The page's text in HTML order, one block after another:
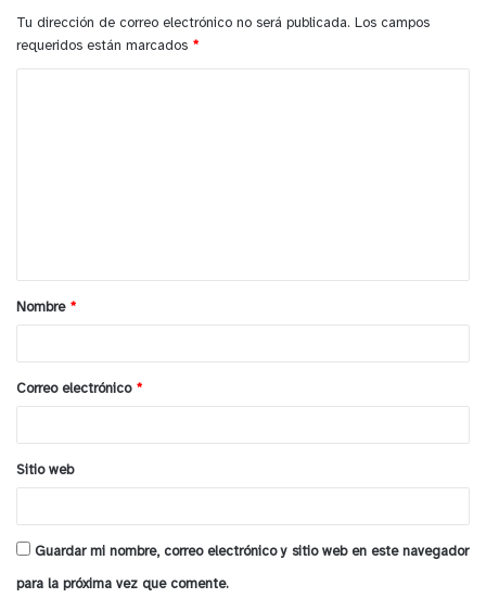
en espacios abiertos
y tú, ¿qué opinas?
Tu dirección de correo electrónico no será publicada. Los campos
requeridos están marcados *
a
r
*
Nombre *
Correo electrónico *
Sitio web
Guardar mi nombre, correo electrónico y sitio web en este navegador
para la próxima vez que comente.